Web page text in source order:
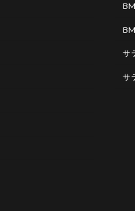
サ
サ